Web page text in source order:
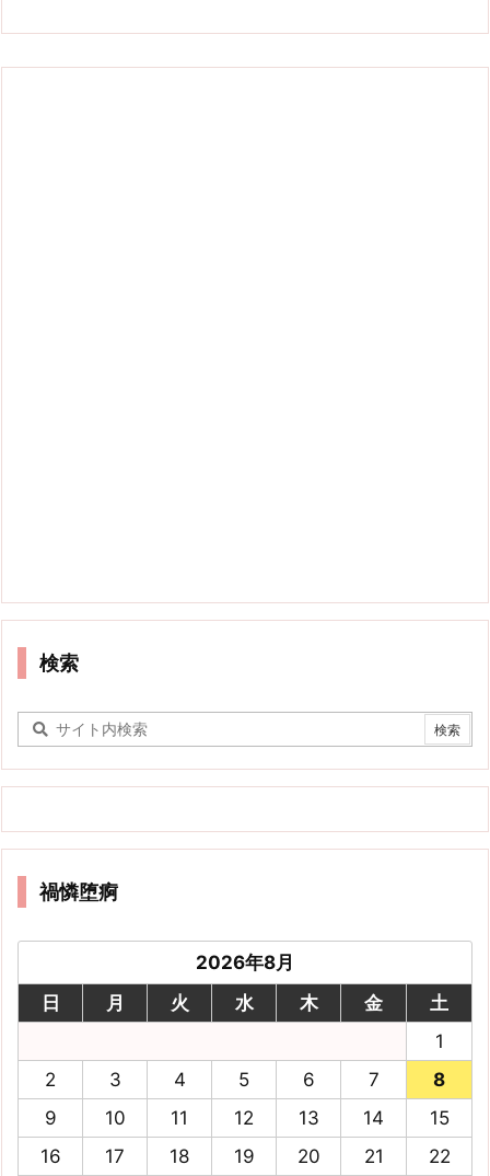
検索
禍憐堕痾
2026年8月
日
月 火 水 木 金
土
1
2
3 4 5 6 7
8
9
10 11 12 13 14
15
16
17 18 19 20 21
22